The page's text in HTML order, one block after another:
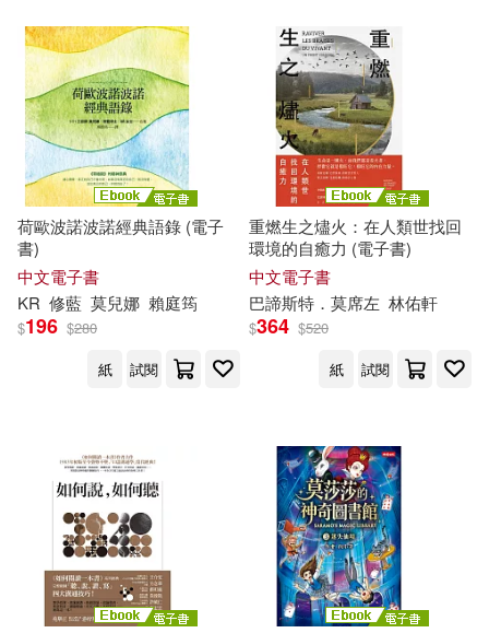
查理‧范多倫(1) 柯南.道爾(1)
柯南．道爾(1) 桑曖(1)
梁娟娟，鄧志超，莫川川（主編）
(1)
楊子青青(1)
楊富閔(1) 楊小濱(1)
楊英健(1)
楚依．莫爾克(1)
樓弘・莫侯(1)
莉奈文創有限公司(1)
華東師範大學出版社(1)
蒼璧出版有限公司(1)
藍襪子出版社(1) 行路(1)
複刻文化(1)
賴恩延(1) 遠見雜誌(1)
重慶大學出版社(1)
重慶大學電子音像出版社有限公司
(1)
荷歐波諾波諾經典語錄 (電子
書)
中文電子書
KR 修藍 莫兒娜 賴庭筠
$196 $280
紙
試閱
重燃生之燼火：在人類世找回
環境的自癒力 (電子書)
中文電子書
巴諦斯特． 莫席左 林佑軒
$364 $520
紙
試閱